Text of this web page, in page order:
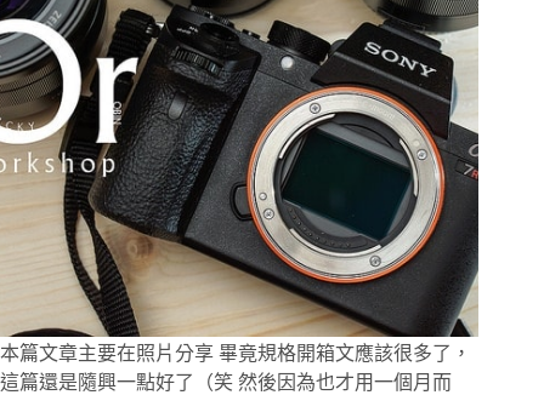
找
出
適
合
自
己
的
相
機
吧！
A7/A72/A7S/A7R/A7S2/A7r2
本篇文章主要在照片分享 畢竟規格開箱文應該很多了，
這篇還是隨興一點好了（笑 然後因為也才用一個月而